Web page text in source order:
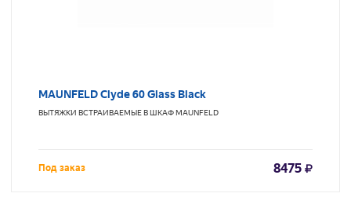
MAUNFELD Clyde 60 Glass Black
ВЫТЯЖКИ ВСТРАИВАЕМЫЕ В ШКАФMAUNFELD
Под заказ 8475